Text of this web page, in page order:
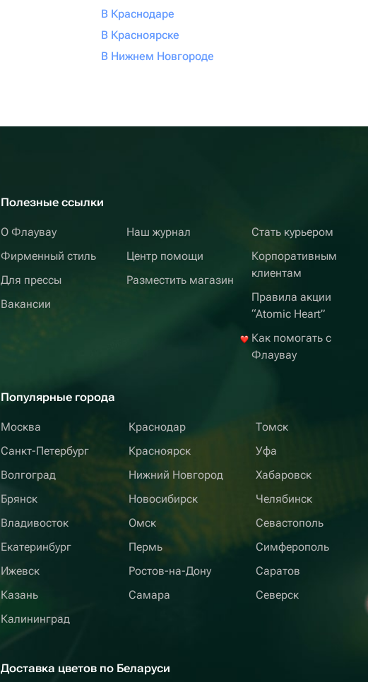
В Краснодаре
В Красноярске
В Нижнем Новгороде
Полезные ссылки
О Флаувау
Фирменный стиль
Для прессы
Вакансии
Наш журнал
Центр помощи
Разместить магазин
Стать курьером
Корпоративным
клиентам
Правила акции
“Atomic Heart”
Как помогать с
Флаувау
Популярные города
Москва
Санкт-Петербург
Волгоград
Брянск
Владивосток
Екатеринбург
Ижевск
Казань
Калининград
Краснодар
Красноярск
Нижний Новгород
Новосибирск
Омск
Пермь
Ростов-на-Дону
Самара
Томск
Уфа
Хабаровск
Челябинск
Севастополь
Симферополь
Саратов
Северск
Доставка цветов по Беларуси